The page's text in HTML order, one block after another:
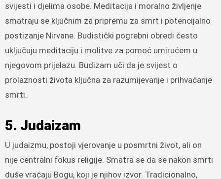
svijesti i djelima osobe. Meditacija i moralno življenje
smatraju se ključnim za pripremu za smrt i potencijalno
postizanje Nirvane. Budistički pogrebni obredi često
uključuju meditaciju i molitve za pomoć umirućem u
njegovom prijelazu. Budizam uči da je svijest o
prolaznosti života ključna za razumijevanje i prihvaćanje
smrti.
5. Judaizam
U judaizmu, postoji vjerovanje u posmrtni život, ali on
nije centralni fokus religije. Smatra se da se nakon smrti
duše vraćaju Bogu, koji je njihov izvor. Tradicionalno,